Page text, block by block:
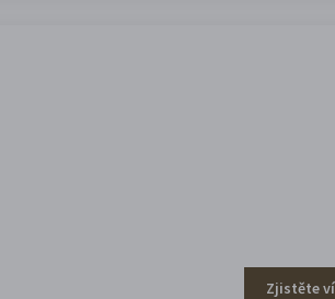
Zjistěte